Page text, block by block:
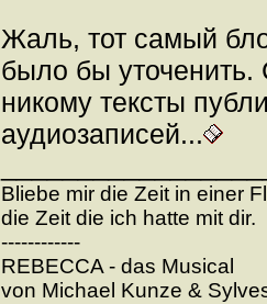
Жаль, тот самый
было бы уточенить.
никому тексты
аудиозаписей...
Bliebe mir die Zeit in einer
die Zeit die ich hatte mit dir.
------------
REBECCA - das Musical
von Michael Kunze &